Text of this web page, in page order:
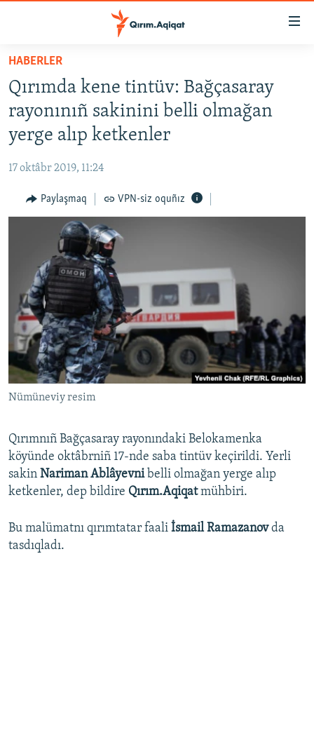
Esas
qaytmaq
Baş
navigatsiyağa
qaytmaq
Qıdıruvğa
HABERLER
SİYASET
İQTİSADİYAT
MEDENİYET
İNSAN AQLARI
BLOGLAR
FİKİR
Русский
Українською
QOŞULIÑIZ!
RFE/RS bütün saytları
HABERLER
Qırımda kene tintüv: Bağçasaray
rayonınıñ sakinini belli olmağan
yerge alıp ketkenler
17 oktâbr 2019, 11:24
Paylaşmaq VPN-siz oquñız
Nümüneviy resim
Qırımnıñ Bağçasaray rayonındaki Belokamenka
köyünde oktâbrniñ 17-nde saba tintüv keçirildi. Yerli
sakin Nariman Ablâyevnibelli olmağan yerge alıp
ketkenler, dep bildire Qırım.Aqiqatmühbiri.
Bu malümatnı qırımtatar faali İsmail Ramazanovda
tasdıqladı.